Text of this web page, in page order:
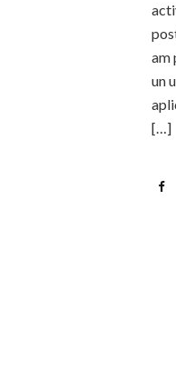
am
un
[…]